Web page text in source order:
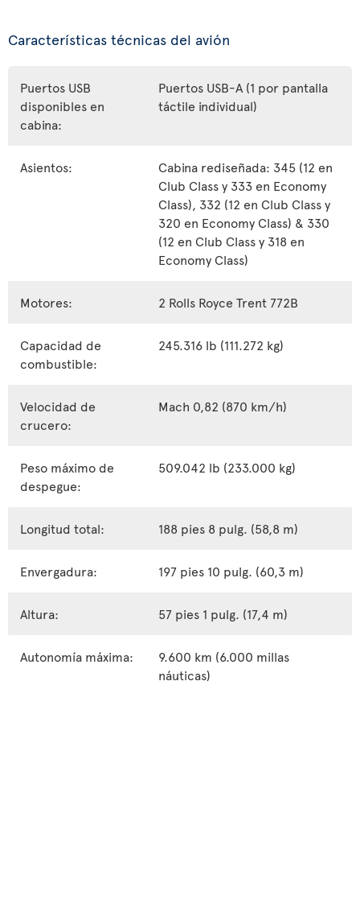
Características técnicas del avión
Puertos USB
disponibles en
cabina:
Puertos USB-A (1 por pantalla
táctile individual)
Asientos:
Cabina rediseñada: 345 (12 en
Club Class y 333 en Economy
Class), 332 (12 en Club Class y
320 en Economy Class) & 330
(12 en Club Class y 318 en
Economy Class)
Motores: 2 Rolls Royce Trent 772B
Capacidad de
combustible:
245.316 lb (111.272 kg)
Velocidad de
crucero:
Mach 0,82 (870 km/h)
Peso máximo de
despegue:
509.042 lb (233.000 kg)
Longitud total: 188 pies 8 pulg. (58,8 m)
Envergadura: 197 pies 10 pulg. (60,3 m)
Altura: 57 pies 1 pulg. (17,4 m)
Autonomía máxima:
9.600 km (6.000 millas
náuticas)